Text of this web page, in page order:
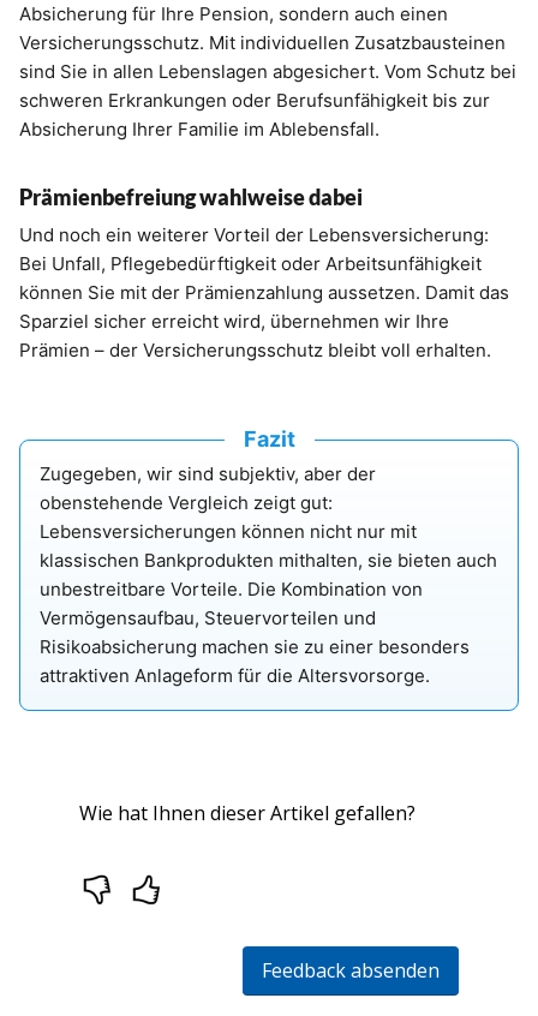
Absicherung für Ihre Pension, sondern auch einen
Versicherungsschutz. Mit individuellen Zusatzbausteinen
sind Sie in allen Lebenslagen abgesichert. Vom Schutz bei
schweren Erkrankungen oder Berufsunfähigkeit bis zur
Absicherung Ihrer Familie im Ablebensfall.
Prämienbefreiung wahlweise dabei
Und noch ein weiterer Vorteil der Lebensversicherung:
Bei Unfall, Pflegebedürftigkeit oder Arbeitsunfähigkeit
können Sie mit der Prämienzahlung aussetzen. Damit das
Sparziel sicher erreicht wird, übernehmen wir Ihre
Prämien – der Versicherungsschutz bleibt voll erhalten.
Fazit
Zugegeben, wir sind subjektiv, aber der
obenstehende Vergleich zeigt gut:
Lebensversicherungen können nicht nur mit
klassischen Bankprodukten mithalten, sie bieten auch
unbestreitbare Vorteile. Die Kombination von
Vermögensaufbau, Steuervorteilen und
Risikoabsicherung machen sie zu einer besonders
attraktiven Anlageform für die Altersvorsorge.